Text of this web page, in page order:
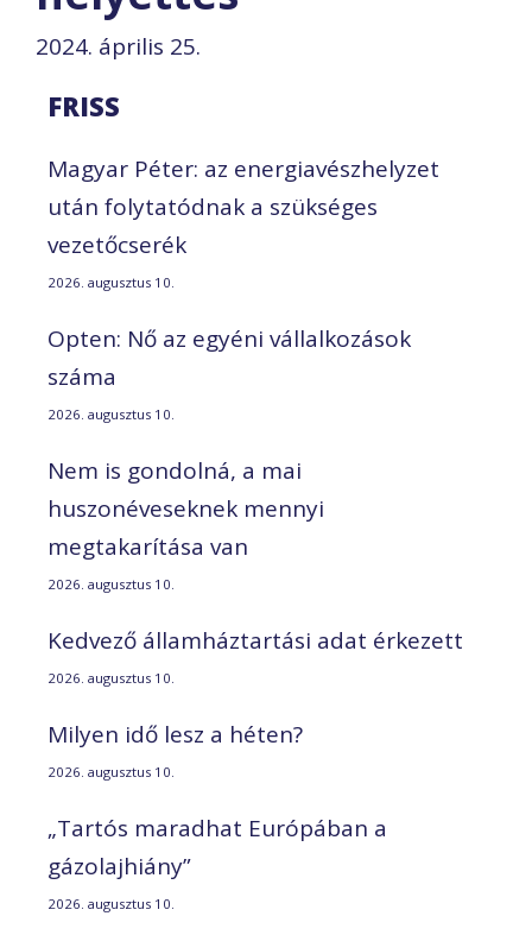
2024. április 25.
FRISS
Magyar Péter: az energiavészhelyzet
után folytatódnak a szükséges
vezetőcserék
2026. augusztus 10.
Opten: Nő az egyéni vállalkozások
száma
2026. augusztus 10.
Nem is gondolná, a mai
huszonéveseknek mennyi
megtakarítása van
2026. augusztus 10.
Kedvező államháztartási adat érkezett
2026. augusztus 10.
Milyen idő lesz a héten?
2026. augusztus 10.
„Tartós maradhat Európában a
gázolajhiány”
2026. augusztus 10.